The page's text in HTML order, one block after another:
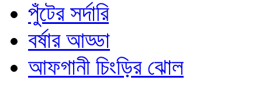
পুঁটের সর্দারি
বর্ষার আড্ডা
আফগানী চিংড়ির ঝোল